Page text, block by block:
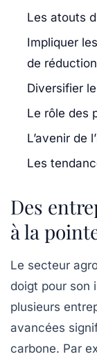
Les atouts
Impliquer
de réduction
Diversifier
Le rôle des
L’avenir de
Les
Des
à la
Le secteur
doigt pour son
plusieurs
avancées
carbone. Par